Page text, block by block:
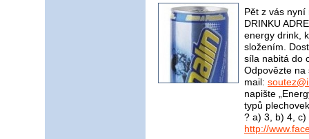
Pět z vás nyní
DRINKU
energy drink,
složením.
síla nabitá do
Odpovězte na
mail:
napište
typů
? a) 3, b) 4,
http://